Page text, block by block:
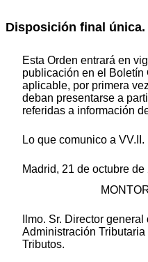
Disposición final
Esta Orden entrará en
publicación en el Boletín
aplicable, por primera
deban presentarse a
referidas a información
Lo que comunico a
Madrid, 21 de octubre de
Ilmo. Sr. Director
Administración
Tributos.